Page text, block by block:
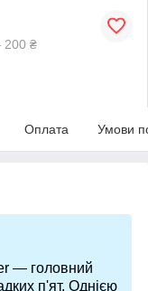
200 ₴
Оплата Умови
— головний
п'ят. Однією